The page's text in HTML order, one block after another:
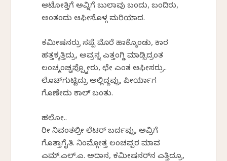
ಆಟೋತ್ತಿಗೆ ಅವ್ನಿಗೆ ಬುಲಾವು ಬಂದು, ಬಂದಿರು,
ಅಂತಂದು ಆಫೀಸೊಳ್ಗ ಮರಿಯಾದ.
ಕಮೀಷನರ್ರು ಸಪ್ಪೆ ಮೊರೆ ಹಾಕ್ಕೊಂಡು, ಕಾರ
ಹತ್ತಕ್ಕತ್ತಿದ್ರು, ಅವ್ರನ್ನ ಎತ್ತಂಗ್ಡಿ ಮಾಡ್ಸಿದ್ರಂತ
ಲಂಚ್ಮಂಚ್ಚಪ್ಪ್ನೋರು, ಛೇ ಎಂತ ಆಫೀಸರ್ರು..
ಲೊಚ್‌ಗುಟ್ಟಿದ್ರು ಅಲ್ಲಿದ್ದವ್ರು, ಪೀರ್ಯಾಗ
ಗೊಣೇಶಿದು ಕಾಲ್ ಬಂತು.
ಹಲೋ..
ರೀ ನಿವಂತಲ್ರೀ ಲೆಟರ್‌ ಬರ್ದವ್ರು, ಅವ್ರಿಗೆ
ಗೊತ್ತಾಗೈತಿ. ನಿಂಮ್ಗೋತ್ತ ಲಂಚಪ್ಪರ ಮಾವ
ಎಮ್.ಎಲ್.ಎ. ಅದಾನ, ಕಮೀಷನರ್‌ನ ಎತ್ತಿದ್ರೂ,